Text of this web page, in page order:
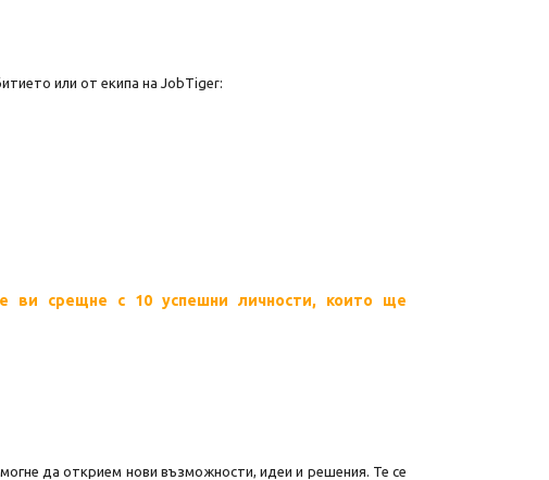
или от екипа на JobTiger:
ви срещне с 10 успешни личности, които ще
да открием нови възможности, идеи и решения. Те се